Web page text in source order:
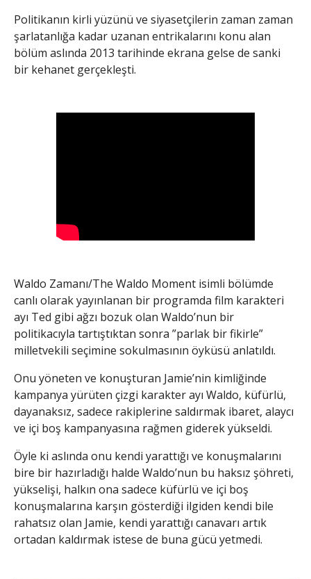
Politikanın kirli yüzünü ve siyasetçilerin zaman zaman
şarlatanlığa kadar uzanan entrikalarını konu alan
bölüm aslında 2013 tarihinde ekrana gelse de sanki
bir kehanet gerçekleşti.
Waldo Zamanı/The Waldo Moment isimli bölümde
canlı olarak yayınlanan bir programda film karakteri
ayı Ted gibi ağzı bozuk olan Waldo’nun bir
politikacıyla tartıştıktan sonra ”parlak bir fikirle”
milletvekili seçimine sokulmasının öyküsü anlatıldı.
Onu yöneten ve konuşturan Jamie’nin kimliğinde
kampanya yürüten çizgi karakter ayı Waldo, küfürlü,
dayanaksız, sadece rakiplerine saldırmak ibaret, alaycı
ve içi boş kampanyasına rağmen giderek yükseldi.
Öyle ki aslında onu kendi yarattığı ve konuşmalarını
bire bir hazırladığı halde Waldo’nun bu haksız şöhreti,
yükselişi, halkın ona sadece küfürlü ve içi boş
konuşmalarına karşın gösterdiği ilgiden kendi bile
rahatsız olan Jamie, kendi yarattığı canavarı artık
ortadan kaldırmak istese de buna gücü yetmedi.